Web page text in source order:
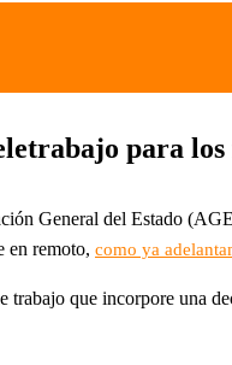
para
General del Estado
en remoto, como ya
que incorpore una